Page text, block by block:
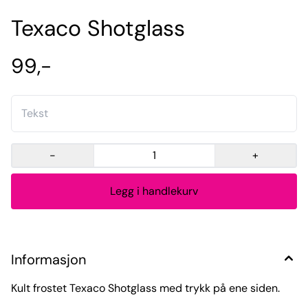
Texaco Shotglass
99,-
- +
Informasjon
Kult frostet Texaco Shotglass med trykk på ene siden.